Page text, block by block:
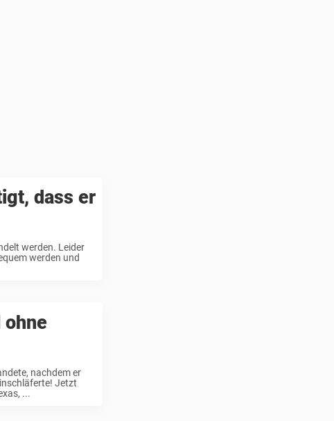
dass er
werden. Leider
werden und
nachdem er
Jetzt
...